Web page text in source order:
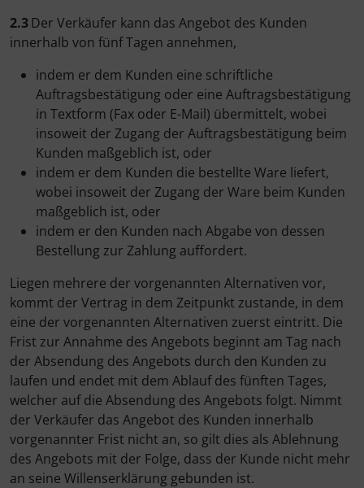
2.3Der Verkäufer kann das Angebot des Kunden
innerhalb von fünf Tagen annehmen,
indem er dem Kunden eine schriftliche
Auftragsbestätigung oder eine Auftragsbestätigung
in Textform (Fax oder E-Mail) übermittelt, wobei
insoweit der Zugang der Auftragsbestätigung beim
Kunden maßgeblich ist, oder
indem er dem Kunden die bestellte Ware liefert,
wobei insoweit der Zugang der Ware beim Kunden
maßgeblich ist, oder
indem er den Kunden nach Abgabe von dessen
Bestellung zur Zahlung auffordert.
Liegen mehrere der vorgenannten Alternativen vor,
kommt der Vertrag in dem Zeitpunkt zustande, in dem
eine der vorgenannten Alternativen zuerst eintritt. Die
Frist zur Annahme des Angebots beginnt am Tag nach
der Absendung des Angebots durch den Kunden zu
laufen und endet mit dem Ablauf des fünften Tages,
welcher auf die Absendung des Angebots folgt. Nimmt
der Verkäufer das Angebot des Kunden innerhalb
vorgenannter Frist nicht an, so gilt dies als Ablehnung
des Angebots mit der Folge, dass der Kunde nicht mehr
an seine Willenserklärung gebunden ist.